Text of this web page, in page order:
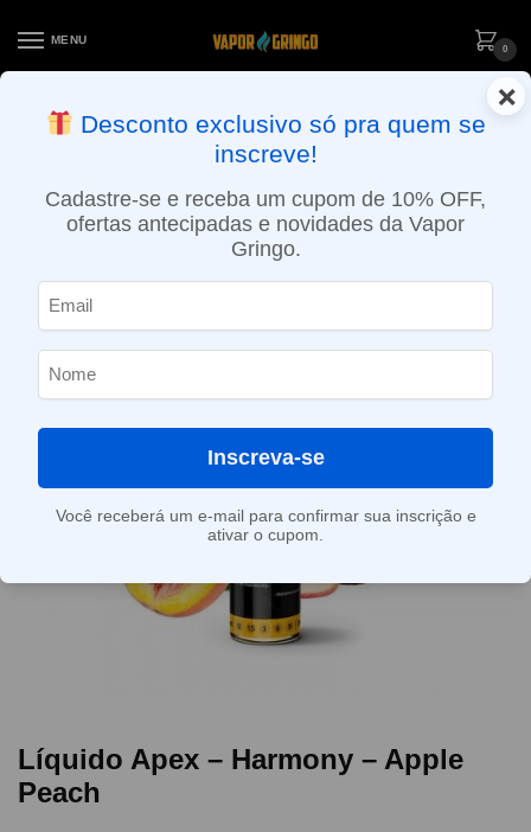
MENU
0
ENTREGA NO MESMO DIA EM SÃO PAULO (SEG A SEX): PEDIDOS
APROVADOS ATÉ 15:30 VIA MOTOBOY
Líquido Apex – Harmony – Apple
Peach
×
Desconto exclusivo só pra quem se
inscreve!
Cadastre-se e receba um cupom de 10% OFF,
ofertas antecipadas e novidades da Vapor
Gringo.
Inscreva-se
Você receberá um e-mail para confirmar sua inscrição e
ativar o cupom.